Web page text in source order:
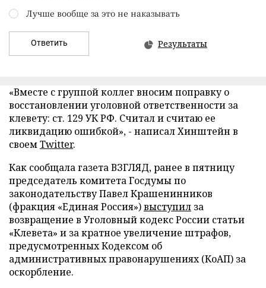
Лучше вообще за это не наказывать
Ответить Результаты
«Вместе с группой коллег вносим поправку о
восстановлении уголовной ответственности за
клевету: ст. 129 УК РФ. Считал и считаю ее
ликвидацию ошибкой», - написал Хинштейн в
своемTwitter.
Как сообщала газета ВЗГЛЯД, ранее в пятницу
председатель комитета Госдумы по
законодательству Павел Крашенинников
(фракция «Единая Россия»)выступил за
возвращение в Уголовный кодекс России статьи
«Клевета» и за кратное увеличение штрафов,
предусмотренных Кодексом об
административных правонарушениях (КоАП) за
оскорбление.